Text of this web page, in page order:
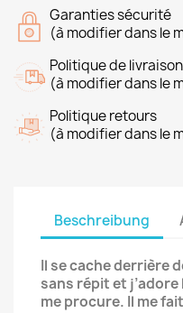
Garanties sécurité
(à modifier dans le
Politique de livraison
(à modifier dans le
Politique retours
(à modifier dans le
Beschreibung
Il se cache derrière
sans répit et
me procure. Il me